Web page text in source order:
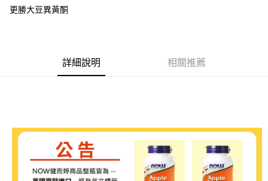
台新國際商業銀行
每筆NT$80，滿NT$399(含以上)免運費
每筆NT$80，滿NT$490(含以上)免運費
付款後7-11取貨
每筆NT$80，滿NT$490(含以上)免運費
更勝大豆異黃酮
詳細說明 相關推薦